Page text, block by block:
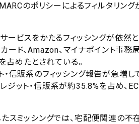
のポリシーによるフィルタリング
ービスをかたるフィッシングが依然
ード、Amazon、マイナポイント事務
占めたとされている。
・信販系のフィッシング報告が急増
ジット・信販系が約35.8%を占め、
スミッシングでは、宅配便関連の不